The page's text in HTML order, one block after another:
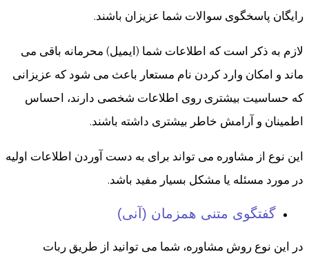
رایگان پاسخگوی سوالات شما عزیزان باشند.
لازم به ذکر است که اطلاعات شما (ایمیل) محرمانه باقی می
ماند و امکان وارد کردن نام مستعار باعث می شود که عزیزانی
که حساسیت بیشتری روی اطلاعات شخصی دارند، احساس
اطمینان و آرامش خاطر بیشتری داشته باشند.
این نوع از مشاوره می تواند برای به دست آوردن اطلاعات اولیه
در مورد مسئله یا مشکل بسیار مفید باشد.
گفتگوی متنی همزمان (آنی)
در این نوع روش مشاوره، شما می توانید از طریق ربات